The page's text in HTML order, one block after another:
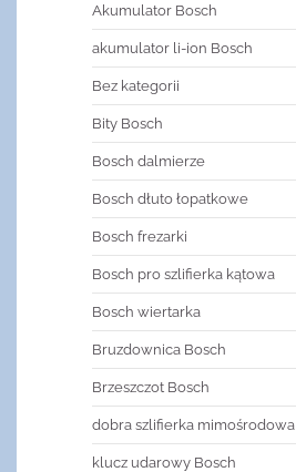
Akumulator Bosch
akumulator li-ion Bosch
Bez kategorii
Bity Bosch
Bosch dalmierze
Bosch dłuto łopatkowe
Bosch frezarki
Bosch pro szlifierka kątowa
Bosch wiertarka
Bruzdownica Bosch
Brzeszczot Bosch
dobra szlifierka mimośrodowa
klucz udarowy Bosch